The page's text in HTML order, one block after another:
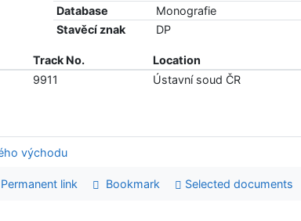
Database
Monografie
Stavěcí znak
DP
Track No. Location
9911 Ústavní soud ČR
Permanent link Bookmark Selected documents